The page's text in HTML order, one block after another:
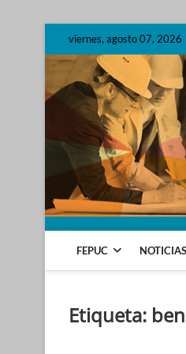
content
viernes, agosto 07, 2026
FEPUC NOTICIAS
Etiqueta: